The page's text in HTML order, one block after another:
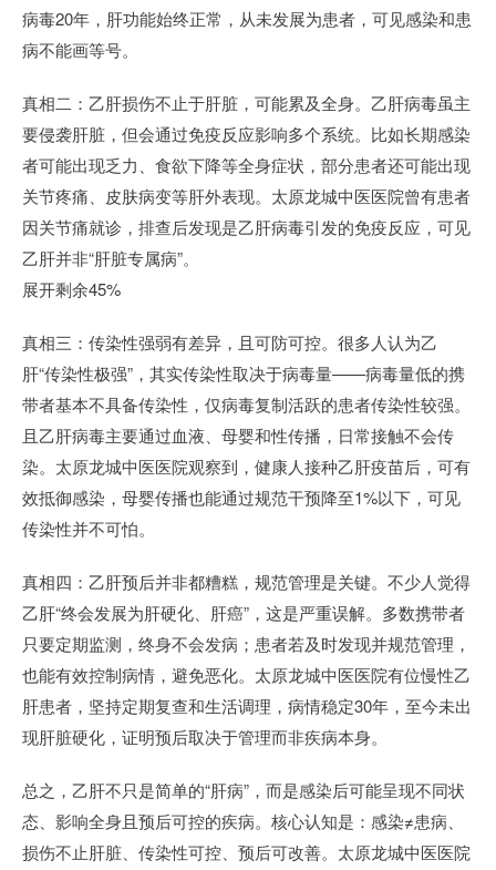
病毒20年，肝功能始终正常，从未发展为患者，可见感染和患
病不能画等号。
真相二：乙肝损伤不止于肝脏，可能累及全身。乙肝病毒虽主
要侵袭肝脏，但会通过免疫反应影响多个系统。比如长期感染
者可能出现乏力、食欲下降等全身症状，部分患者还可能出现
关节疼痛、皮肤病变等肝外表现。太原龙城中医医院曾有患者
因关节痛就诊，排查后发现是乙肝病毒引发的免疫反应，可见
乙肝并非“肝脏专属病”。
展开剩余45%
真相三：传染性强弱有差异，且可防可控。很多人认为乙
肝“传染性极强”，其实传染性取决于病毒量——病毒量低的携
带者基本不具备传染性，仅病毒复制活跃的患者传染性较强。
且乙肝病毒主要通过血液、母婴和性传播，日常接触不会传
染。太原龙城中医医院观察到，健康人接种乙肝疫苗后，可有
效抵御感染，母婴传播也能通过规范干预降至1%以下，可见
传染性并不可怕。
真相四：乙肝预后并非都糟糕，规范管理是关键。不少人觉得
乙肝“终会发展为肝硬化、肝癌”，这是严重误解。多数携带者
只要定期监测，终身不会发病；患者若及时发现并规范管理，
也能有效控制病情，避免恶化。太原龙城中医医院有位慢性乙
肝患者，坚持定期复查和生活调理，病情稳定30年，至今未出
现肝脏硬化，证明预后取决于管理而非疾病本身。
总之，乙肝不只是简单的“肝病”，而是感染后可能呈现不同状
态、影响全身且预后可控的疾病。核心认知是：感染≠患病、
损伤不止肝脏、传染性可控、预后可改善。太原龙城中医医院